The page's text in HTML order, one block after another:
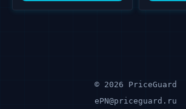
© 2026 PriceGuard
ePN@priceguard.ru